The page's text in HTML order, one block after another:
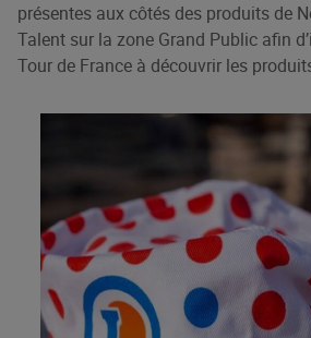
présentes aux côtés des produits de
Talent sur la zone Grand Public afin
Tour de France à découvrir les